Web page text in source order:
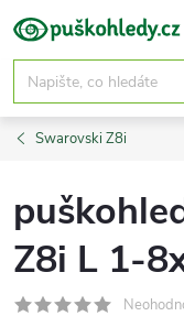
Přejít
na
obsah
Swarovski Z8i
Z8i L 1-